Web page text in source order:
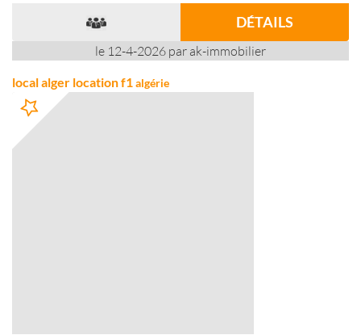
DÉTAILS
le 12-4-2026 par ak-immobilier
local alger location f1algérie